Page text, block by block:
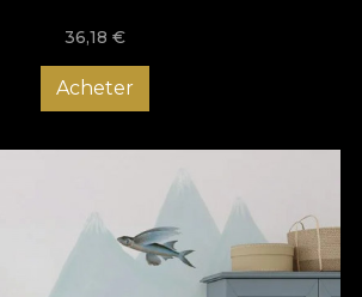
36,18 €
Acheter